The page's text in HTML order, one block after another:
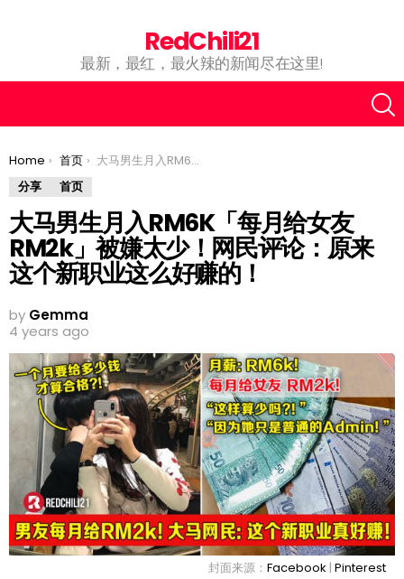
RedChili21
最新，最红，最火辣的新闻尽在这里!
You are here:
Home 首页
大马男生月入RM6K「每月给女友RM2k」被嫌太少！网民评论：原来这个新职业这么好赚的！
分享
首页
大马男生月入RM6K「每月给女友
RM2k」被嫌太少！网民评论：原来
这个新职业这么好赚的！
by Gemma
4 years ago
封面来源： Facebook | Pinterest